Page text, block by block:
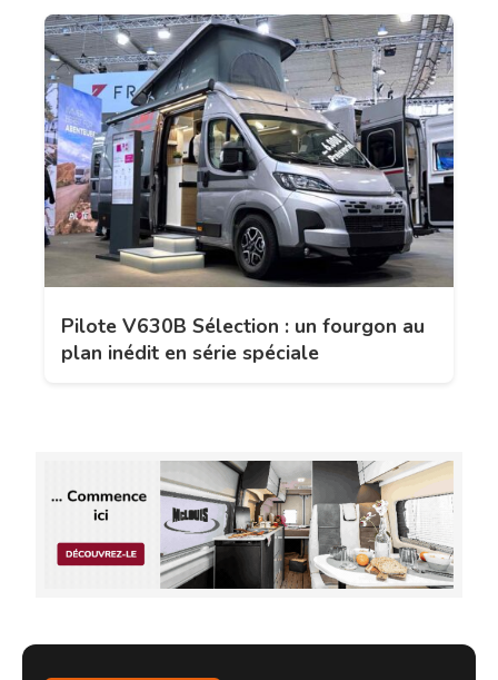
Pilote V630B Sélection : un fourgon au
plan inédit en série spéciale